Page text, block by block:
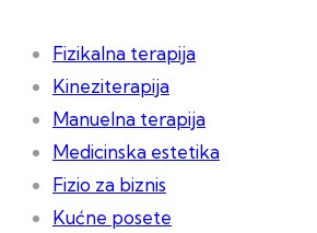
Fizikalna terapija
Kineziterapija
Manuelna terapija
Medicinska estetika
Fizio za biznis
Kućne posete